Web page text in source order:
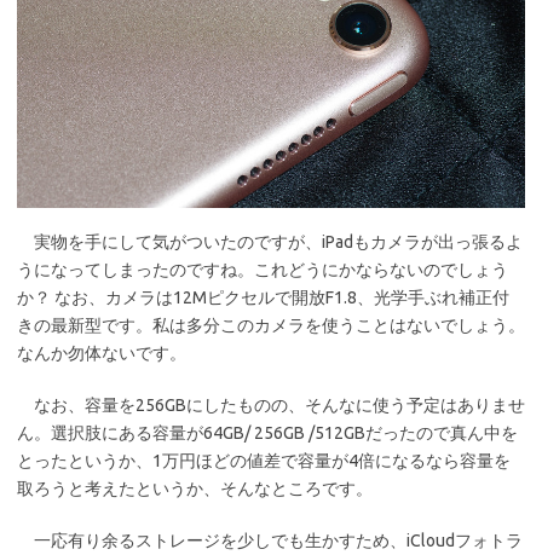
実物を手にして気がついたのですが、iPadもカメラが出っ張るよ
うになってしまったのですね。これどうにかならないのでしょう
か？ なお、カメラは12Mピクセルで開放F1.8、光学手ぶれ補正付
きの最新型です。私は多分このカメラを使うことはないでしょう。
なんか勿体ないです。
なお、容量を256GBにしたものの、そんなに使う予定はありませ
ん。選択肢にある容量が64GB/ 256GB /512GBだったので真ん中を
とったというか、1万円ほどの値差で容量が4倍になるなら容量を
取ろうと考えたというか、そんなところです。
一応有り余るストレージを少しでも生かすため、iCloudフォトラ